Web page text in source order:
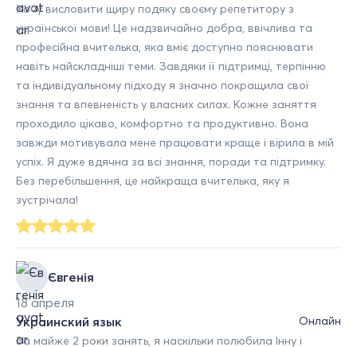
Хочу висловити щиру подяку своєму репетитору з
української мови! Це надзвичайно добра, ввічлива та
професійна вчителька, яка вміє доступно пояснювати
навіть найскладніші теми. Завдяки її підтримці, терпінню
та індивідуальному підходу я значно покращила свої
знання та впевненість у власних силах. Кожне заняття
проходило цікаво, комфортно та продуктивно. Вона
завжди мотивувала мене працювати краще і вірила в мій
успіх. Я дуже вдячна за всі знання, поради та підтримку.
Без перебільшення, це найкраща вчителька, яку я
зустрічала!
Євгенія
18 апреля
Онлайн
Украинский язык
За майже 2 роки занять, я наскільки полюбила Інну і